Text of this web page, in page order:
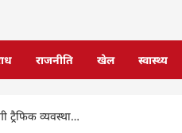
राजनीति खेल स्वास्थ्य
ट्रैफिक व्यवस्था…